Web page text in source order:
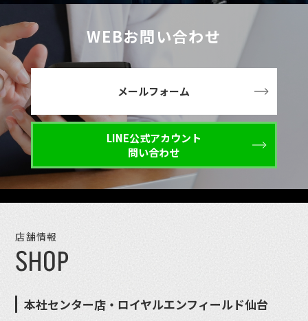
WEBお問い合わせ
メールフォーム
LINE公式アカウント
問い合わせ
店舗情報
SHOP
本社センター店・ロイヤルエンフィールド仙台